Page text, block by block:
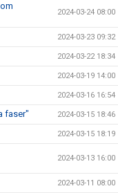
2024-03-24 08:00
2024-03-23 09:32
2024-03-22 18:34
2024-03-19 14:00
2024-03-16 16:54
faser" 2024-03-15 18:46
2024-03-15 18:19
2024-03-13 16:00
2024-03-11 08:00